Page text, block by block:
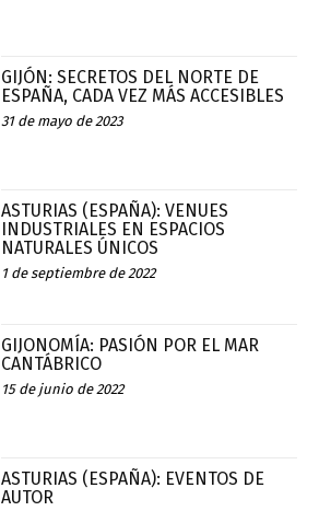
GIJÓN: SECRETOS DEL NORTE DE
ESPAÑA, CADA VEZ MÁS ACCESIBLES
31 de mayo de 2023
ASTURIAS (ESPAÑA): VENUES
INDUSTRIALES EN ESPACIOS
NATURALES ÚNICOS
1 de septiembre de 2022
GIJONOMÍA: PASIÓN POR EL MAR
CANTÁBRICO
15 de junio de 2022
ASTURIAS (ESPAÑA): EVENTOS DE
AUTOR